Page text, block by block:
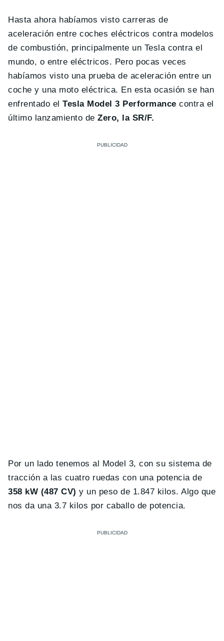
Hasta ahora habíamos visto carreras de
aceleración entre coches eléctricos contra modelos
de combustión, principalmente un Tesla contra el
mundo, o entre eléctricos. Pero pocas veces
habíamos visto una prueba de aceleración entre un
coche y una moto eléctrica. En esta ocasión se han
enfrentado elTesla Model 3 Performance contra el
último lanzamiento deZero, la SR/F.
Por un lado tenemos al Model 3, con su sistema de
tracción a las cuatro ruedas con una potencia de
358 kW (487 CV) y un peso de 1.847 kilos. Algo que
nos da una 3.7 kilos por caballo de potencia.